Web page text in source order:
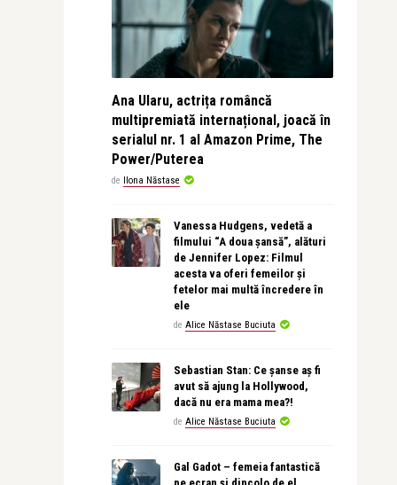
Ana Ularu, actrița româncă
multipremiată internațional, joacă în
serialul nr. 1 al Amazon Prime, The
Power/Puterea
de Ilona Năstase
Vanessa Hudgens, vedetă a
filmului “A doua șansă”, alături
de Jennifer Lopez: Filmul
acesta va oferi femeilor și
fetelor mai multă încredere în
ele
de Alice Năstase Buciuta
Sebastian Stan: Ce șanse aș fi
avut să ajung la Hollywood,
dacă nu era mama mea?!
de Alice Năstase Buciuta
Gal Gadot – femeia fantastică